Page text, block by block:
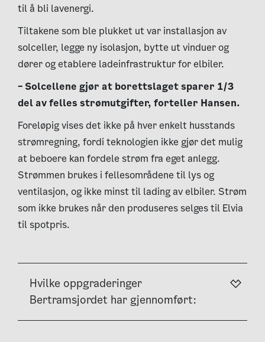
til å bli lavenergi.
Tiltakene som ble plukket ut var installasjon av
solceller, legge ny isolasjon, bytte ut vinduer og
dører og etablere ladeinfrastruktur for elbiler.
– Solcellene gjør at borettslaget sparer 1/3
del av felles strømutgifter, forteller Hansen.
Foreløpig vises det ikke på hver enkelt husstands
strømregning, fordi teknologien ikke gjør det mulig
at beboere kan fordele strøm fra eget anlegg.
Strømmen brukes i fellesområdene til lys og
ventilasjon, og ikke minst til lading av elbiler. Strøm
som ikke brukes når den produseres selges til Elvia
til spotpris.
Hvilke oppgraderinger
Bertramsjordet har gjennomført: